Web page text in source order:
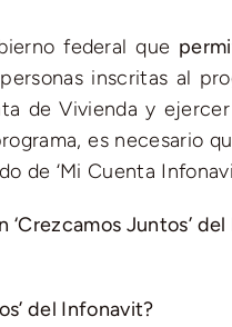
federal que
inscritas al
de Vivienda y
es necesario
de ‘Mi Cuenta
Juntos’
del Infonavit?